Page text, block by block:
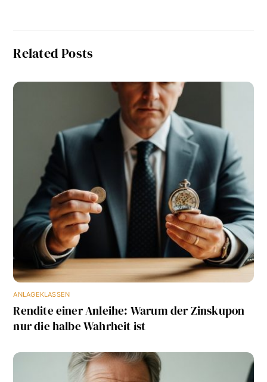
Related Posts
ANLAGEKLASSEN
Rendite einer Anleihe: Warum der Zinskupon
nur die halbe Wahrheit ist